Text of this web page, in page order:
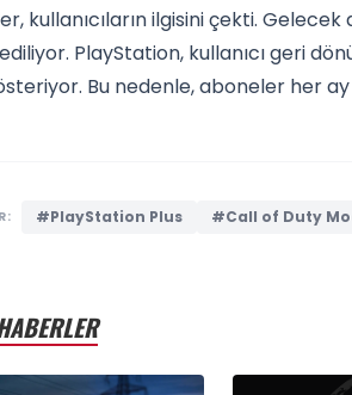
kullanıcıların ilgisini çekti.
PlayStation, kullanıcı geri
Bu nedenle, aboneler her
#PlayStation Plus #Call of Duty